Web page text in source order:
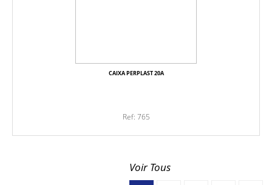
CAIXA PERPLAST 20A
Ref: 765
Voir Tous